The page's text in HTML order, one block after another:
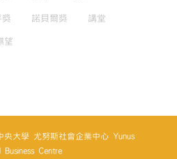
獎 諾貝爾獎 講堂
望
大學 尤努斯社會企業中心 Yunus
Business Centre